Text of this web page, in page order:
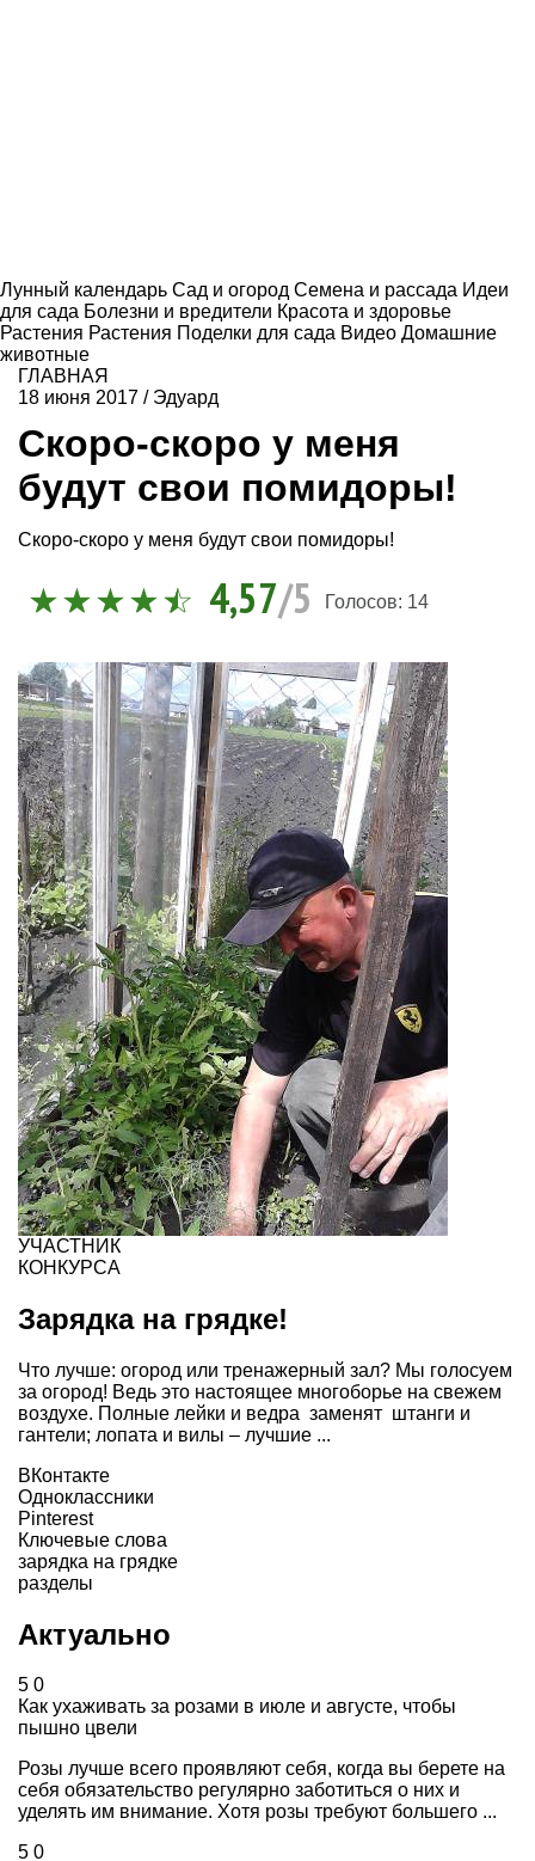
Лунный календарь Сад и огород Семена и рассада Идеи
для сада Болезни и вредители Красота и здоровье
Растения Растения Поделки для сада Видео Домашние
животные
ГЛАВНАЯ
18 июня 2017 / Эдуард
Скоро-скоро у меня
будут свои помидоры!
Скоро-скоро у меня будут свои помидоры!
4,57/5 Голосов: 14
УЧАСТНИК
КОНКУРСА
Зарядка на грядке!
Что лучше: огород или тренажерный зал? Мы голосуем
за огород! Ведь это настоящее многоборье на свежем
воздухе. Полные лейки и ведра заменят штанги и
гантели; лопата и вилы – лучшие ...
ВКонтакте
Одноклассники
Pinterest
Ключевые слова
зарядка на грядке
разделы
Актуально
5 0
Как ухаживать за розами в июле и августе, чтобы
пышно цвели
Розы лучше всего проявляют себя, когда вы берете на
себя обязательство регулярно заботиться о них и
уделять им внимание. Хотя розы требуют большего ...
5 0